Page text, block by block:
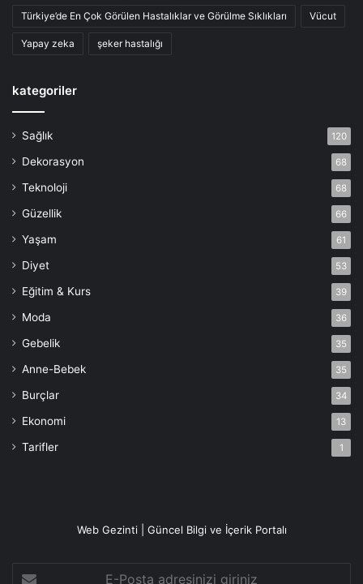
Türkiye’de En Çok Görülen Hastalıklar ve Görülme Sıklıkları Vücut
Yapay zeka şeker hastalığı
kategoriler
Sağlık 120
Dekorasyon 68
Teknoloji 68
Güzellik 66
Yaşam 61
Diyet 53
Eğitim & Kurs 39
Moda 36
Gebelik 35
Anne-Bebek 35
Burçlar 34
Ekonomi 13
Tarifler 1
Web Gezinti | Güncel Bilgi ve İçerik Portalı